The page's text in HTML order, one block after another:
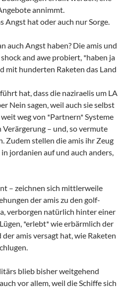
annimmt.
Angst hat oder auch nur Sorge.
auch Angst haben? Die amis und
and awe probiert, *haben ja
mit hunderten Raketen das Land
hat, dass die naziraelis um LA
Nein sagen, weil auch sie selbst
weg von *Partnern* Systeme
– und, so vermute
Zudem stellen die amis ihr Zeug
jordanien auf und auch anders,
– zeichnen sich mittlerweile
der amis zu den golf-
verborgen natürlich hinter einer
*erlebt* wie erbärmlich der
der amis versagt hat, wie Raketen
blieb bisher weitgehend
vor allem, weil die Schiffe sich